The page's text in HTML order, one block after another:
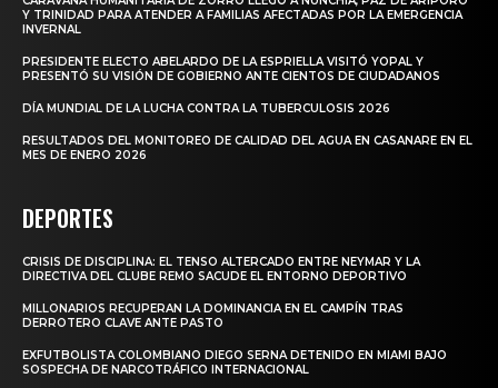
Y TRINIDAD PARA ATENDER A FAMILIAS AFECTADAS POR LA EMERGENCIA
INVERNAL
PRESIDENTE ELECTO ABELARDO DE LA ESPRIELLA VISITÓ YOPAL Y
PRESENTÓ SU VISIÓN DE GOBIERNO ANTE CIENTOS DE CIUDADANOS
DÍA MUNDIAL DE LA LUCHA CONTRA LA TUBERCULOSIS 2026
RESULTADOS DEL MONITOREO DE CALIDAD DEL AGUA EN CASANARE EN EL
MES DE ENERO 2026
DEPORTES
CRISIS DE DISCIPLINA: EL TENSO ALTERCADO ENTRE NEYMAR Y LA
DIRECTIVA DEL CLUBE REMO SACUDE EL ENTORNO DEPORTIVO
MILLONARIOS RECUPERAN LA DOMINANCIA EN EL CAMPÍN TRAS
DERROTERO CLAVE ANTE PASTO
EXFUTBOLISTA COLOMBIANO DIEGO SERNA DETENIDO EN MIAMI BAJO
SOSPECHA DE NARCOTRÁFICO INTERNACIONAL